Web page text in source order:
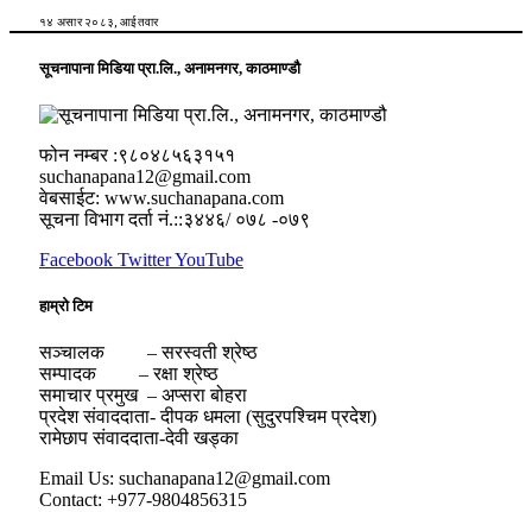
१४ असार २०८३, आईतवार
सूचनापाना मिडिया प्रा.लि., अनामनगर, काठमाण्डौ
फोन नम्बर :९८०४८५६३१५१
suchanapana12@gmail.com
वेबसाईट: www.suchanapana.com
सूचना विभाग दर्ता नं.::३४४६/ ०७८ -०७९
Facebook TwitterYouTube
हाम्रो टिम
सञ्चालक – सरस्वती श्रेष्ठ
सम्पादक – रक्षा श्रेष्ठ
समाचार प्रमुख – अप्सरा बोहरा
प्रदेश संवाददाता- दीपक धमला (सुदुरपश्चिम प्रदेश)
रामेछाप संवाददाता-देवी खड्का
Email Us: suchanapana12@gmail.com
Contact: +977-9804856315